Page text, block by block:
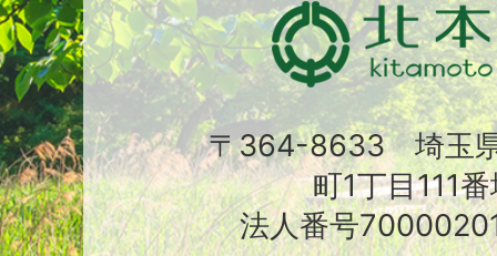
〒364-8633 埼玉
町1丁目111
法人番号